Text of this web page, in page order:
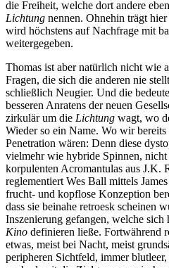
die Freiheit, welche dort andere
Lichtung nennen. Ohnehin trägt
wird höchstens auf Nachfrage mit
weitergegeben.
Thomas ist aber natürlich nicht wie
Fragen, die sich die anderen nie
schließlich Neugier. Und die
besseren Anratens der neuen
zirkulär um die Lichtung wagt, wo
Wieder so ein Name. Wo wir
Penetration wären: Denn diese
vielmehr wie hybride Spinnen,
korpulenten Acromantulas aus J.K.
reglementiert Wes Ball mittels
frucht- und kopflose Konzeption
dass sie beinahe retroesk scheinen
Inszenierung gefangen, welche sich
Kino definieren ließe. Fortwährend
etwas, meist bei Nacht, meist
peripheren Sichtfeld, immer